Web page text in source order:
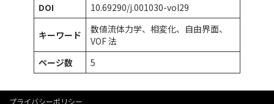
DOI
10.69290/j.001030-vol29
キーワード
数値流体力学、相変化、自由界面、
VOF 法
ページ数
5
プライバシーポリシー